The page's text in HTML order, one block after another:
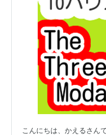
こんにちは、かえるさん